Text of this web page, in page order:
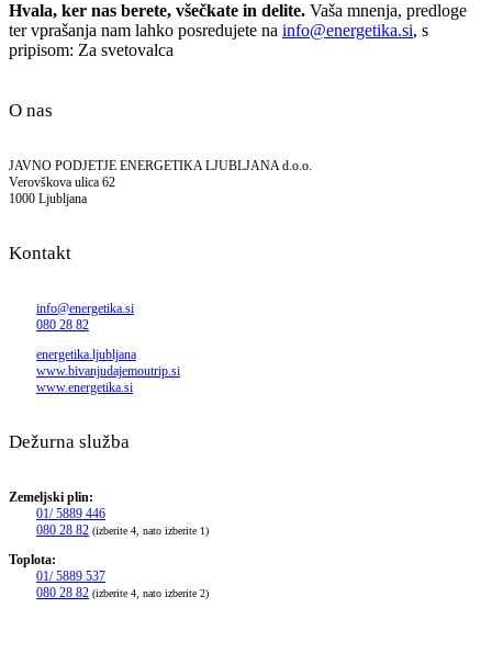
Hvala, ker nas berete, všečkate in delite. Vaša mnenja, predloge
ter vprašanja nam lahko posredujete na info@energetika.si, s
pripisom: Za svetovalca
O nas
JAVNO PODJETJE ENERGETIKA LJUBLJANA d.o.o.
Verovškova ulica 62
1000 Ljubljana
Kontakt
info@energetika.si
080 28 82
energetika.ljubljana
www.bivanjudajemoutrip.si
www.energetika.si
Dežurna služba
Zemeljski plin:
01/ 5889 446
080 28 82 (izberite 4, nato izberite 1)
Toplota:
01/ 5889 537
080 28 82 (izberite 4, nato izberite 2)